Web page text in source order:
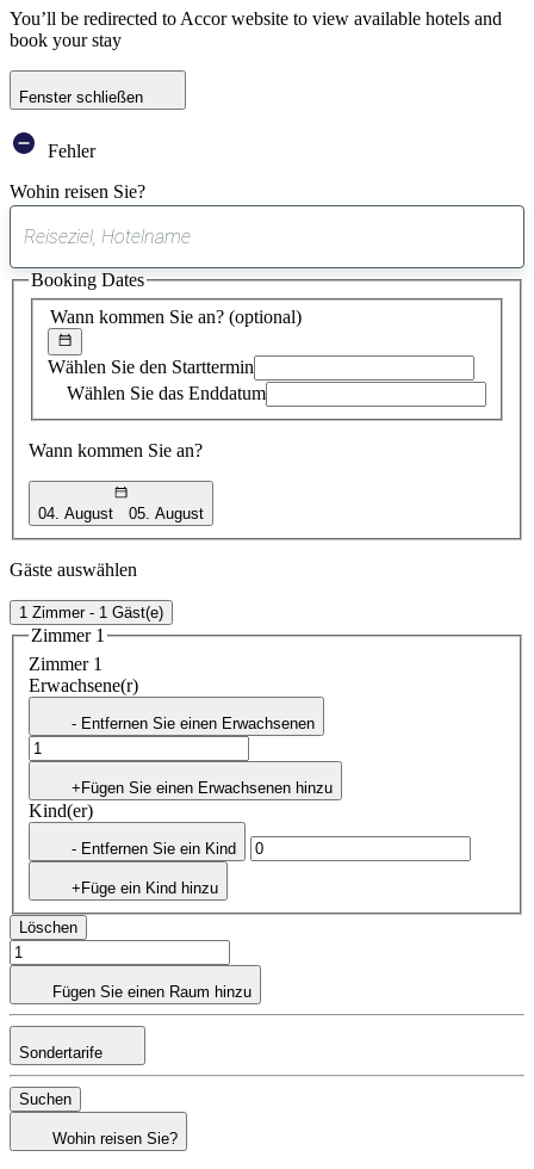
You’ll be redirected to Accor website to view available hotels and
book your stay
Fenster schließen
Fehler
Wohin reisen Sie?
gefundener
Vorschlag
Wann kommen Sie an? (optional)
Wählen Sie den Starttermin
Wählen Sie das Enddatum
Wann kommen Sie an?
04. August 05. August
Booking Dates
Gäste auswählen
1 Zimmer - 1 Gäst(e)
Zimmer 1
Zimmer 1
Erwachsene(r)
- Entfernen Sie einen Erwachsenen
+Fügen Sie einen Erwachsenen hinzu
Kind(er)
- Entfernen Sie ein Kind
+Füge ein Kind hinzu
Löschen
Fügen Sie einen Raum hinzu
Sondertarife
Suchen
Wohin reisen Sie?